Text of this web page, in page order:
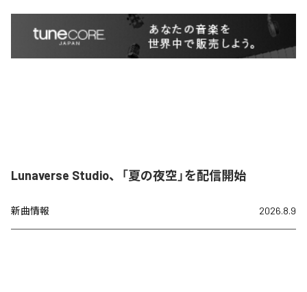
Lunaverse Studio、「夏の夜空」を配信開始
新曲情報 2026.8.9